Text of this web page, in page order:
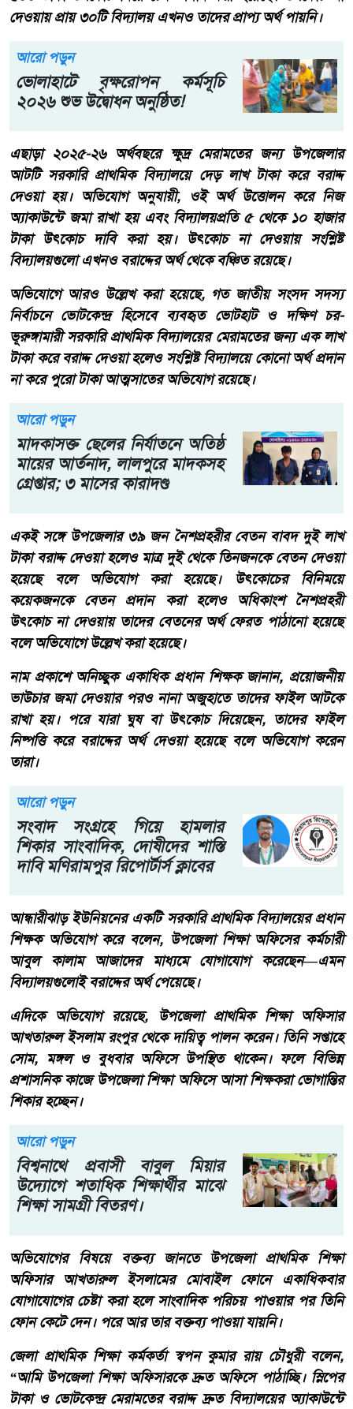
দেওয়ায় প্রায় ৩০টি বিদ্যালয় এখনও তাদের প্রাপ্য অর্থ পায়নি।
আরো পড়ুন
ভোলাহাটে বৃক্ষরোপন কর্মসূচি
২০২৬ শুভ উদ্বোধন অনুষ্ঠিত!
এছাড়া ২০২৫-২৬ অর্থবছরে ক্ষুদ্র মেরামতের জন্য উপজেলার
আটটি সরকারি প্রাথমিক বিদ্যালয়ে দেড় লাখ টাকা করে বরাদ্দ
দেওয়া হয়। অভিযোগ অনুযায়ী, ওই অর্থ উত্তোলন করে নিজ
অ্যাকাউন্টে জমা রাখা হয় এবং বিদ্যালয়প্রতি ৫ থেকে ১০ হাজার
টাকা উৎকোচ দাবি করা হয়। উৎকোচ না দেওয়ায় সংশ্লিষ্ট
বিদ্যালয়গুলো এখনও বরাদ্দের অর্থ থেকে বঞ্চিত রয়েছে।
অভিযোগে আরও উল্লেখ করা হয়েছে, গত জাতীয় সংসদ সদস্য
নির্বাচনে ভোটকেন্দ্র হিসেবে ব্যবহৃত ভোটহাট ও দক্ষিণ চর-
ভূরুঙ্গামারী সরকারি প্রাথমিক বিদ্যালয়ের মেরামতের জন্য এক লাখ
টাকা করে বরাদ্দ দেওয়া হলেও সংশ্লিষ্ট বিদ্যালয়ে কোনো অর্থ প্রদান
না করে পুরো টাকা আত্মসাতের অভিযোগ রয়েছে।
আরো পড়ুন
মাদকাসক্ত ছেলের নির্যাতনে অতিষ্ঠ
মায়ের আর্তনাদ, লালপুরে মাদকসহ
গ্রেপ্তার; ৩ মাসের কারাদণ্ড
একই সঙ্গে উপজেলার ৩৯ জন নৈশপ্রহরীর বেতন বাবদ দুই লাখ
টাকা বরাদ্দ দেওয়া হলেও মাত্র দুই থেকে তিনজনকে বেতন দেওয়া
হয়েছে বলে অভিযোগ করা হয়েছে। উৎকোচের বিনিময়ে
কয়েকজনকে বেতন প্রদান করা হলেও অধিকাংশ নৈশপ্রহরী
উৎকোচ না দেওয়ায় তাদের বেতনের অর্থ ফেরত পাঠানো হয়েছে
বলে অভিযোগে উল্লেখ করা হয়েছে।
নাম প্রকাশে অনিচ্ছুক একাধিক প্রধান শিক্ষক জানান, প্রয়োজনীয়
ভাউচার জমা দেওয়ার পরও নানা অজুহাতে তাদের ফাইল আটকে
রাখা হয়। পরে যারা ঘুষ বা উৎকোচ দিয়েছেন, তাদের ফাইল
নিষ্পত্তি করে বরাদ্দের অর্থ দেওয়া হয়েছে বলে অভিযোগ করেন
তারা।
আরো পড়ুন
সংবাদ সংগ্রহে গিয়ে হামলার
শিকার সাংবাদিক, দোষীদের শাস্তি
দাবি মণিরামপুর রিপোর্টার্স ক্লাবের
আন্ধারীঝাড় ইউনিয়নের একটি সরকারি প্রাথমিক বিদ্যালয়ের প্রধান
শিক্ষক অভিযোগ করে বলেন, উপজেলা শিক্ষা অফিসের কর্মচারী
আবুল কালাম আজাদের মাধ্যমে যোগাযোগ করেছেন—এমন
বিদ্যালয়গুলোই বরাদ্দের অর্থ পেয়েছে।
এদিকে অভিযোগ রয়েছে, উপজেলা প্রাথমিক শিক্ষা অফিসার
আখতারুল ইসলাম রংপুর থেকে দায়িত্ব পালন করেন। তিনি সপ্তাহে
সোম, মঙ্গল ও বুধবার অফিসে উপস্থিত থাকেন। ফলে বিভিন্ন
প্রশাসনিক কাজে উপজেলা শিক্ষা অফিসে আসা শিক্ষকরা ভোগান্তির
শিকার হচ্ছেন।
আরো পড়ুন
বিশ্বনাথে প্রবাসী বাবুল মিয়ার
উদ্যোগে শতাধিক শিক্ষার্থীর মাঝে
শিক্ষা সামগ্রী বিতরণ।
অভিযোগের বিষয়ে বক্তব্য জানতে উপজেলা প্রাথমিক শিক্ষা
অফিসার আখতারুল ইসলামের মোবাইল ফোনে একাধিকবার
যোগাযোগের চেষ্টা করা হলে সাংবাদিক পরিচয় পাওয়ার পর তিনি
ফোন কেটে দেন। পরে আর তার বক্তব্য পাওয়া যায়নি।
জেলা প্রাথমিক শিক্ষা কর্মকর্তা স্বপন কুমার রায় চৌধুরী বলেন,
“আমি উপজেলা শিক্ষা অফিসারকে দ্রুত অফিসে পাঠাচ্ছি। স্লিপের
টাকা ও ভোটকেন্দ্র মেরামতের বরাদ্দ দ্রুত বিদ্যালয়ের অ্যাকাউন্টে